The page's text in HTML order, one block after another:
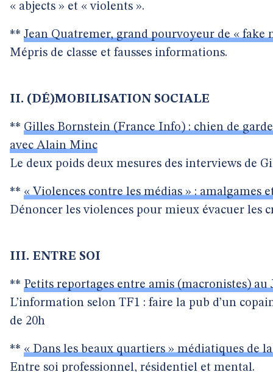
« abjects » et « violents ».
** Jean Quatremer, grand pourvoyeur de « fake
Mépris de classe et fausses informations.
II. (DÉ)MOBILISATION SOCIALE
** Gilles Bornstein (France Info) : chien de
avec Alain Minc
Le deux poids deux mesures des interviews de
** « Violences contre les médias » : amalgames
Dénoncer les violences pour mieux évacuer les
III. ENTRE SOI
** Petits reportages entre amis (macronistes) au
L’information selon TF1 : faire la pub d’un
de 20h
** « Dans les beaux quartiers » médiatiques de
Entre soi professionnel, résidentiel et mental.